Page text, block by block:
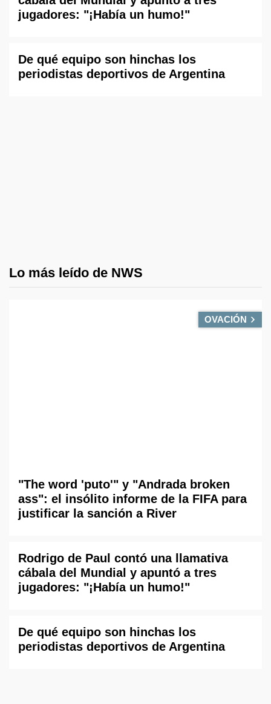
jugadores: "¡Había un humo!"
De qué equipo son hinchas los
periodistas deportivos de Argentina
Lo más leído de NWS
OVACIÓN
"The word 'puto'" y "Andrada broken
ass": el insólito informe de la FIFA para
justificar la sanción a River
Rodrigo de Paul contó una llamativa
cábala del Mundial y apuntó a tres
jugadores: "¡Había un humo!"
De qué equipo son hinchas los
periodistas deportivos de Argentina